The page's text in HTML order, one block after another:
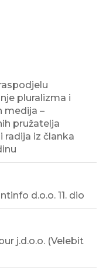
pluralizma i
medija –
pružatelja
radija iz članka
d.o.o. 11. dio
j.d.o.o. (Velebit